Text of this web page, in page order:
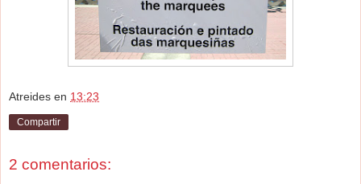
Atreides en 13:23
Compartir
2 comentarios: